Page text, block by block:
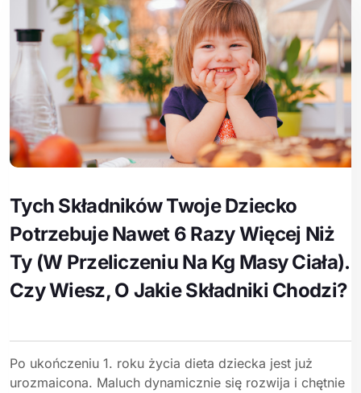
Tych Składników Twoje Dziecko
Potrzebuje Nawet 6 Razy Więcej Niż
Ty (w Przeliczeniu Na Kg Masy Ciała).
Czy Wiesz, O Jakie Składniki Chodzi?
Po ukończeniu 1. roku życia dieta dziecka jest już
urozmaicona. Maluch dynamicznie się rozwija i chętnie